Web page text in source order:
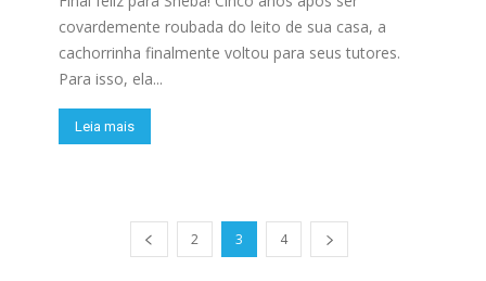
covardemente roubada do leito de sua casa, a
cachorrinha finalmente voltou para seus tutores.
Para isso, ela...
Leia mais
2 3 4